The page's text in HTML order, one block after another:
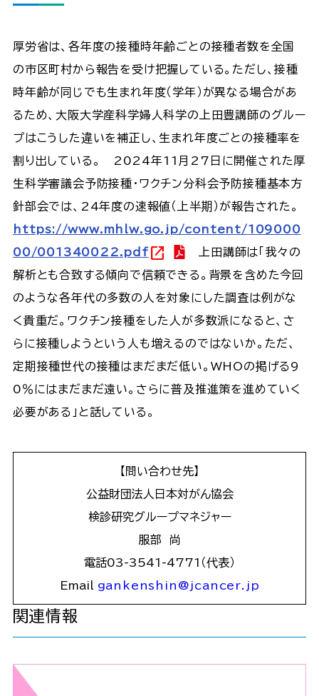
厚労省は、各年度の接種時年齢ごとの接種者数を全国
の市区町村から報告を受け把握している。ただし、接種
時年齢が同じでも生まれ年度（学年）が異なる場合があ
るため、大阪大学産科学婦人科学の上田豊講師のグルー
プはこうした違いを補正し、生まれ年度ごとの接種率を
割り出している。 2024年11月27日に開催された厚
生科学審議会予防接種・ワクチン分科会予防接種基本方
針部会では、24年度の速報値（上半期）が報告された。
https://www.mhlw.go.jp/content/109000
00/001340022.pdfopen_in_new
上田講師は「我々の
解析とも合致する傾向で信頼できる。背景を含めた今回
のような各年代の多数の人を対象にした調査は例がな
く貴重だ。ワクチン接種をした人が多数派になると、さ
らに接種しようという人も増えるのではないか。ただ、
定期接種世代の接種はまだまだ低い。WHOの掲げる9
0％にはまだまだ遠い。さらに普及推進策を進めていく
必要がある」と話している。
【問い合わせ先】
公益財団法人日本対がん協会
検診研究グループマネジャー
服部 尚
電話03-3541-4771（代表）
Email gankenshin@jcancer.jp
関連情報